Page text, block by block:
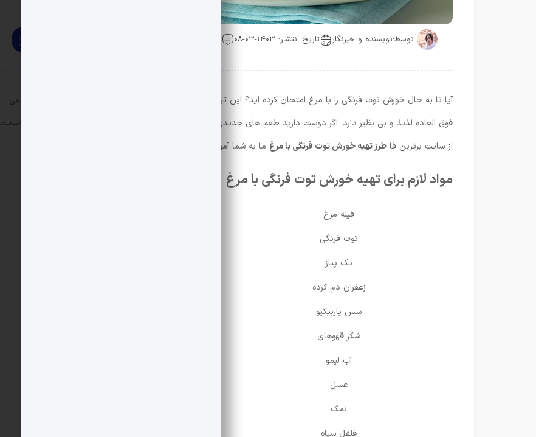
توسط:نویسنده و خبرنگار تاریخ انتشار: ۱۴۰۳-۰۳-۰۸
آیا تا به حال خورش توت فرنگی را با مرغ امتحان کرده اید؟ این ترکیب ممکن است در ابتدا کمی عجیب به نظر برسد اما طعمی
فوق العاده لذیذ و بی نظیر دارد. اگر دوست دارید طعم های جدیدی را تجربه کنید، حتما این خورش را امتحان کنید. در این قسمت
از سایت برترین فا طرز تهیه خورش توت فرنگی با مرغ ما به شما آموزش خواهیم داد.
مواد لازم برای تهیه خورش توت فرنگی با مرغ
فیله مرغ
توت فرنگی
یک پیاز
زعفران دم کرده
سس باربیکیو
شکر قهوهای
آب لیمو
عسل
نمک
فلفل سیاه